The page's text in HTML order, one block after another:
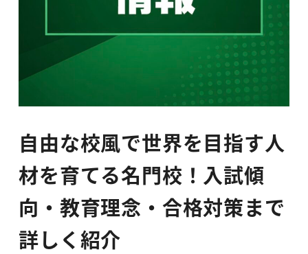
自由な校風で世界を目指す人
材を育てる名門校！入試傾
向・教育理念・合格対策まで
詳しく紹介